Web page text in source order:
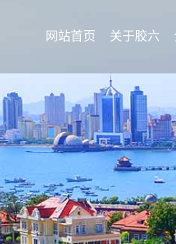
网站首页 关于胶六